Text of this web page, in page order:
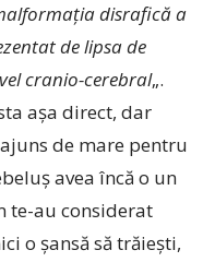
disrafică a
de lipsa de
cranio-cerebral„.
aşa direct, dar
de mare pentru
avea încă o un
te-au considerat
o şansă să trăieşti,